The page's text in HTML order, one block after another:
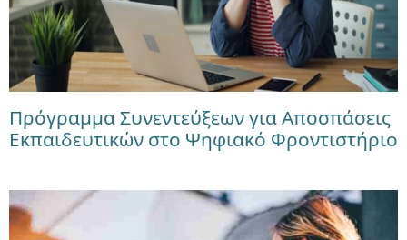
Πρόγραμμα Συνεντεύξεων για Αποσπάσεις
Εκπαιδευτικών στο Ψηφιακό Φροντιστήριο